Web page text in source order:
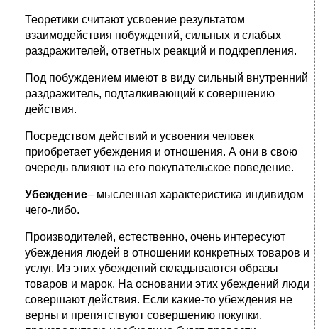
Теоретики считают усвоение результатом
взаимодействия побуждений, сильных и слабых
раздражителей, ответных реакций и подкрепления.
Под побуждением имеют в виду сильный внутренний
раздражитель, подталкивающий к совершению
действия.
Посредством действий и усвоения человек
приобретает убеждения и отношения. А они в свою
очередь влияют на его покупательское поведение.
Убеждение– мысленная характеристика индивидом
чего-либо.
Производителей, естественно, очень интересуют
убеждения людей в отношении конкретных товаров и
услуг. Из этих убеждений складываются образы
товаров и марок. На основании этих убеждений люди
совершают действия. Если какие-то убеждения не
верны и препятствуют совершению покупки,